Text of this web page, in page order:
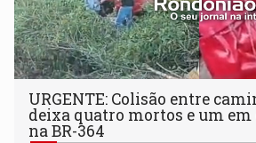
URGENTE: Colisão entre
deixa quatro mortos e um em
na BR-364